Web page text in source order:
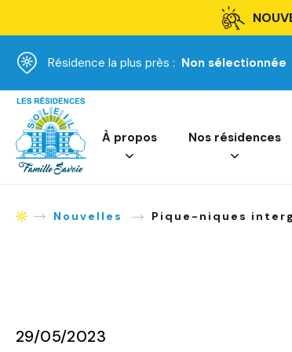
Résidence la plus près : Non sélectionnée
Accueil
À propos Nos résidences
AccueilNouvelles Pique-niques
29/05/2023